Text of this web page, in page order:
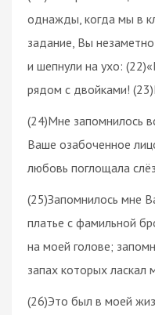
однажды, когда мы в
задание, Вы
и шепнули на ухо:
рядом с двойками!
(24)Мне запомнилось
Ваше озабоченное
любовь поглощала
(25)Запомнилось мне
платье с фамильной
на моей голове;
запах которых ласкал
(26)Это был в моей